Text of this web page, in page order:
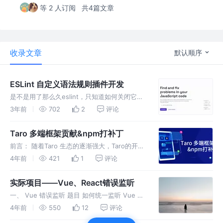
等 2 人订阅 共4篇文章
收录文章 默认顺序
ESLint 自定义语法规则插件开发
是不是用了那么久eslint，只知道如何关闭它？
一、介绍 JavaScript 是一个动态的弱类型语
序，为了寻找 JavaScript 代码错误通常需要在
3年前 702 2 评论
Taro 多端框架贡献&npm打补丁
前言： 随着Taro 生态的逐渐强大，Taro的开发
者和Taro使用者 越来越多，但随着而来的也在
们作为Taro 早期的使用者，可能会想 为Taro 的
发展贡
4年前 421 1 评论
实际项目——Vue、React错误监听
一、 Vue 错误监听 题目 如何统一监听 Vue 组
件报错？ 分析 真实项目需要闭环，即考虑各个
方面，除了基本的功能外，还要考虑性能优化、
4年前 550 12 评论